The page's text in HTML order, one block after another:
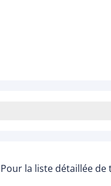
Pour la liste détaillée